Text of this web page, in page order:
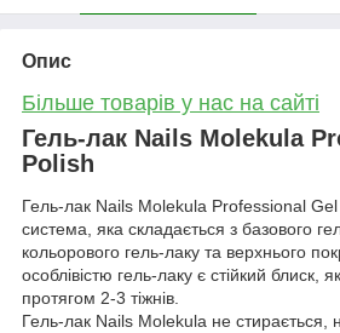
Опис
Більше товарів у нас на сайті
Гель-лак Nails Molekula
Polish
Гель-лак Nails Molekula Professional
система, яка складається з базового
кольорового гель-лаку та верхнього
особлівістю гель-лаку є стійкий блиск,
протягом 2-3 тіжнів.
Гель-лак Nails Molekula не стирається,